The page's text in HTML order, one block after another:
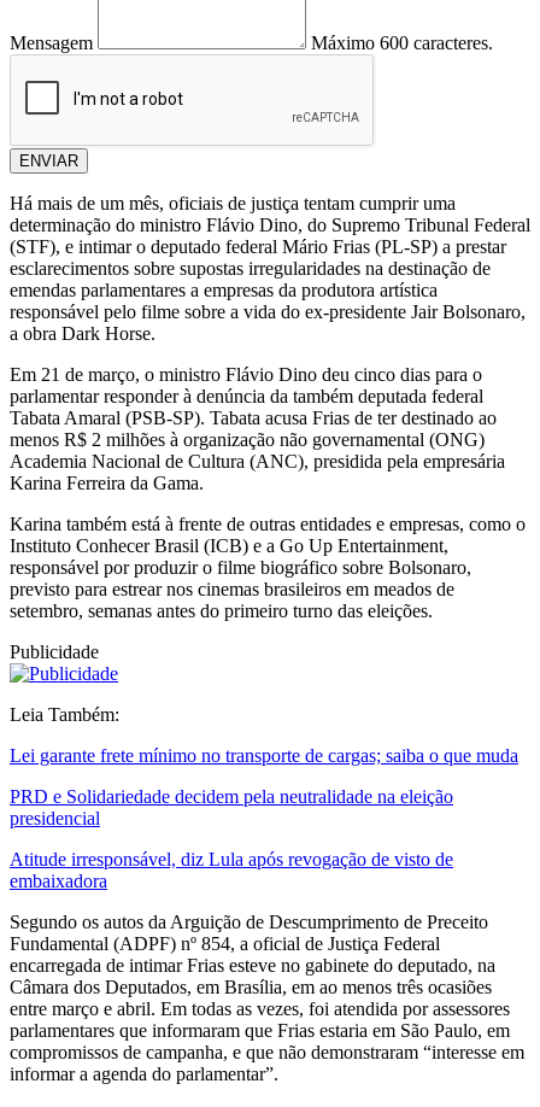
Mensagem Máximo 600 caracteres.
ENVIAR
Há mais de um mês, oficiais de justiça tentam cumprir uma
determinação do ministro Flávio Dino, do Supremo Tribunal Federal
(STF), e intimar o deputado federal Mário Frias (PL-SP) a prestar
esclarecimentos sobre supostas irregularidades na destinação de
emendas parlamentares a empresas da produtora artística
responsável pelo filme sobre a vida do ex-presidente Jair Bolsonaro,
a obra Dark Horse.
Em 21 de março, o ministro Flávio Dino deu cinco dias para o
parlamentar responder à denúncia da também deputada federal
Tabata Amaral (PSB-SP). Tabata acusa Frias de ter destinado ao
menos R$ 2 milhões à organização não governamental (ONG)
Academia Nacional de Cultura (ANC), presidida pela empresária
Karina Ferreira da Gama.
Karina também está à frente de outras entidades e empresas, como o
Instituto Conhecer Brasil (ICB) e a Go Up Entertainment,
responsável por produzir o filme biográfico sobre Bolsonaro,
previsto para estrear nos cinemas brasileiros em meados de
setembro, semanas antes do primeiro turno das eleições.
Publicidade
Leia Também:
Lei garante frete mínimo no transporte de cargas; saiba o que muda
PRD e Solidariedade decidem pela neutralidade na eleição
presidencial
Atitude irresponsável, diz Lula após revogação de visto de
embaixadora
Segundo os autos da Arguição de Descumprimento de Preceito
Fundamental (ADPF) nº 854, a oficial de Justiça Federal
encarregada de intimar Frias esteve no gabinete do deputado, na
Câmara dos Deputados, em Brasília, em ao menos três ocasiões
entre março e abril. Em todas as vezes, foi atendida por assessores
parlamentares que informaram que Frias estaria em São Paulo, em
compromissos de campanha, e que não demonstraram “interesse em
informar a agenda do parlamentar”.